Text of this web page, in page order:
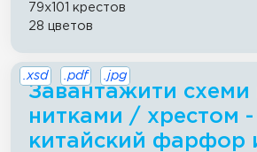
79x101 крестов
28 цветов
Завантажити
нитками / хрестом
китайский фарфор
.xsd .pdf .jpg